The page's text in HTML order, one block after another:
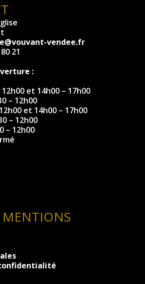
vendee.fr
21
:
et 14h00 – 17h00
– 12h00
et 14h00 – 17h00
– 12h00
– 12h00